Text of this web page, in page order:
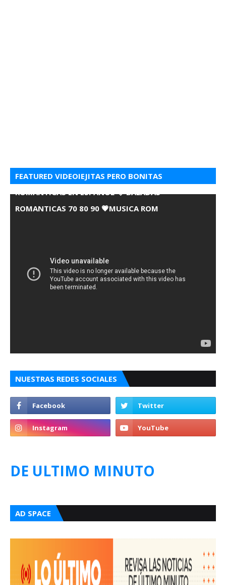
FEATURED VIDEOIEJITAS PERO BONITAS
ROMANTICAS EN ESPANOL 💘 BALADAS
ROMANTICAS 70 80 90 💗MUSICA ROM
NUESTRAS REDES SOCIALES
DE ULTIMO MINUTO
AD SPACE